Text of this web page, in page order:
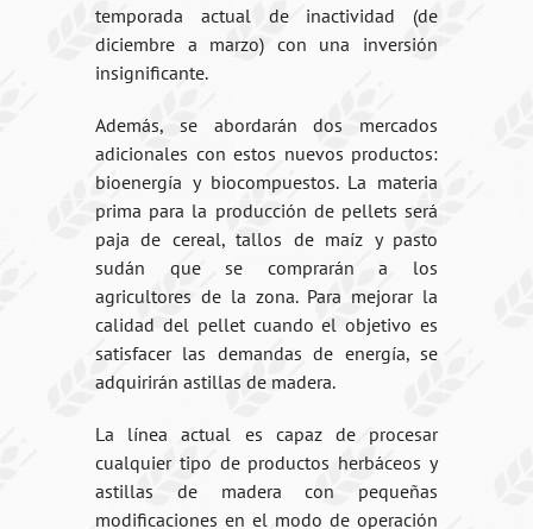
temporada actual de inactividad (de
diciembre a marzo) con una inversión
insignificante.
Además, se abordarán dos mercados
adicionales con estos nuevos productos:
bioenergía y biocompuestos. La materia
prima para la producción de pellets será
paja de cereal, tallos de maíz y pasto
sudán que se comprarán a los
agricultores de la zona. Para mejorar la
calidad del pellet cuando el objetivo es
satisfacer las demandas de energía, se
adquirirán astillas de madera.
La línea actual es capaz de procesar
cualquier tipo de productos herbáceos y
astillas de madera con pequeñas
modificaciones en el modo de operación